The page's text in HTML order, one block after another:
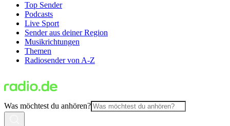
Top Sender
Podcasts
Live Sport
Sender aus deiner Region
Musikrichtungen
Themen
Radiosender von A-Z
Was möchtest du anhören?